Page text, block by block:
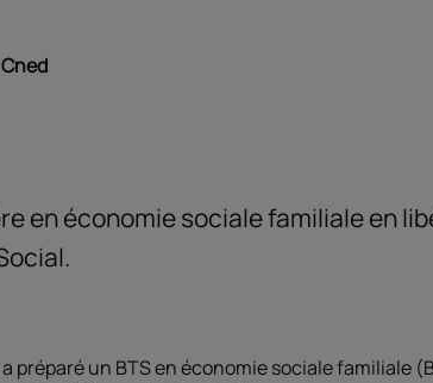
en économie sociale familiale en
préparé un BTS en économie sociale familiale